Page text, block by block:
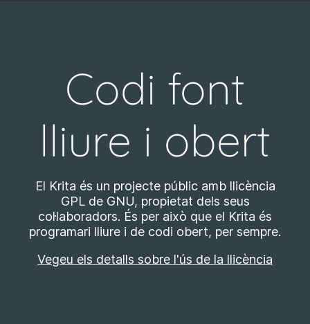
Codi font
lliure i obert
El Krita és un projecte públic amb llicència
GPL de GNU, propietat dels seus
col·laboradors. És per això que el Krita és
programari lliure i de codi obert, per sempre.
Vegeu els detalls sobre l'ús de la llicència